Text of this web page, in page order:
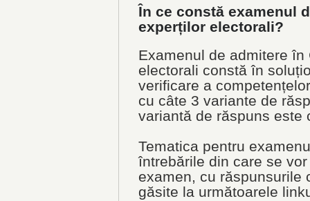
În ce constă examenul
experților electorali?
Examenul de admitere în
electorali constă în
verificare a
cu câte 3 variante de
variantă de răspuns este
Tematica pentru
întrebările din care se
examen, cu răspunsurile
găsite la următoarele